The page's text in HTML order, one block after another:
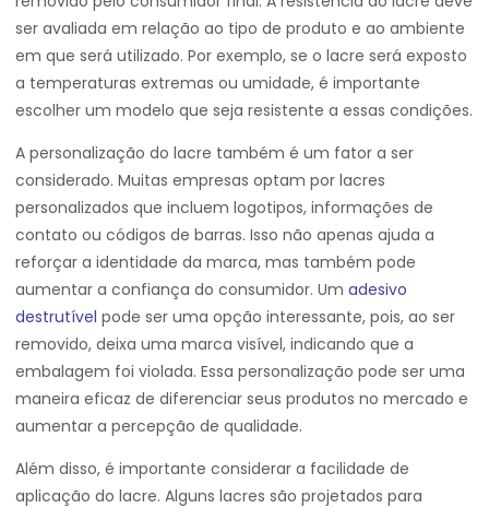
ser avaliada em relação ao tipo de produto e ao ambiente
em que será utilizado. Por exemplo, se o lacre será exposto
a temperaturas extremas ou umidade, é importante
escolher um modelo que seja resistente a essas condições.
A personalização do lacre também é um fator a ser
considerado. Muitas empresas optam por lacres
personalizados que incluem logotipos, informações de
contato ou códigos de barras. Isso não apenas ajuda a
reforçar a identidade da marca, mas também pode
aumentar a confiança do consumidor. Um adesivo
destrutível pode ser uma opção interessante, pois, ao ser
removido, deixa uma marca visível, indicando que a
embalagem foi violada. Essa personalização pode ser uma
maneira eficaz de diferenciar seus produtos no mercado e
aumentar a percepção de qualidade.
Além disso, é importante considerar a facilidade de
aplicação do lacre. Alguns lacres são projetados para